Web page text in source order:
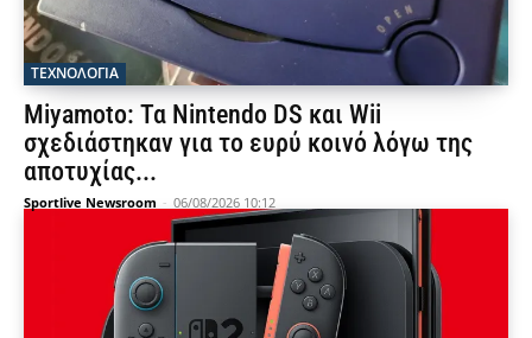
ΤΕΧΝΟΛΟΓΙΑ
Miyamoto: Τα Nintendo DS και Wii
σχεδιάστηκαν για το ευρύ κοινό λόγω της
αποτυχίας...
Sportlive Newsroom - 06/08/2026 10:12